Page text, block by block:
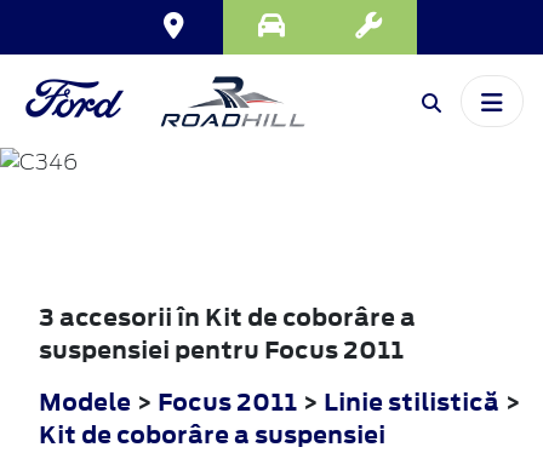
FOCUS
3 accesorii în Kit de coborâre a
suspensiei pentru Focus 2011
Modele > Focus 2011 > Linie stilistică >
Kit de coborâre a suspensiei